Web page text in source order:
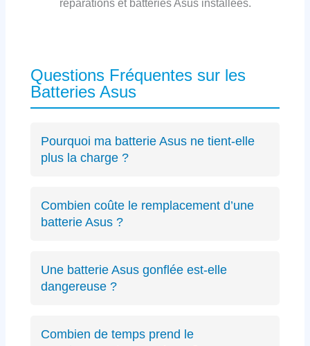
réparations et batteries Asus installées.
Questions Fréquentes sur les
Batteries Asus
Pourquoi ma batterie Asus ne tient-elle
plus la charge ?
spécifique Asus ou des cycles de charge
excessifs. Undiagnostic précis
Combien coûte le remplacement d’une
batterie Asus ?
à partir de 89€ selon le modèle, avec un devis
transparent avant intervention.
Une batterie Asus gonflée est-elle
dangereuse ?
risques de sécurité. Éteignez immédiatement
Combien de temps prend le